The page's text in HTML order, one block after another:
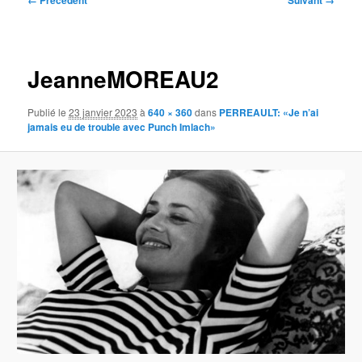
JeanneMOREAU2
Publié le23 janvier 2023 à640 × 360dans PERREAULT: «Je n’ai
jamais eu de trouble avec Punch Imlach»